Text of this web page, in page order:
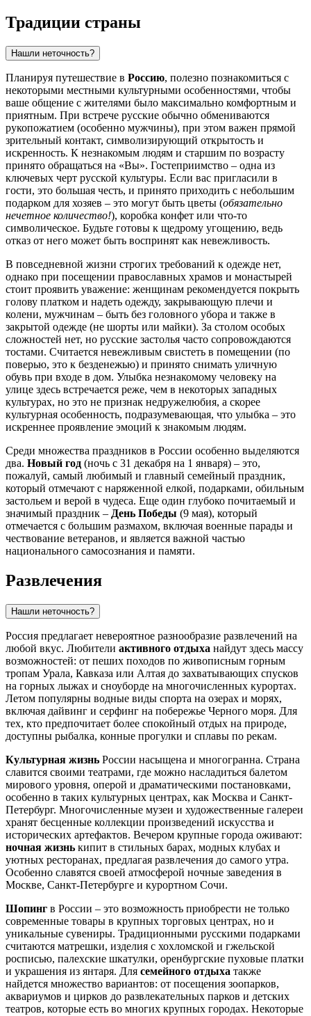
Традиции страны
Нашли неточность?
Планируя путешествие в Россию, полезно познакомиться с
некоторыми местными культурными особенностями, чтобы
ваше общение с жителями было максимально комфортным и
приятным. При встрече русские обычно обмениваются
рукопожатием (особенно мужчины), при этом важен прямой
зрительный контакт, символизирующий открытость и
искренность. К незнакомым людям и старшим по возрасту
принято обращаться на «Вы». Гостеприимство – одна из
ключевых черт русской культуры. Если вас пригласили в
гости, это большая честь, и принято приходить с небольшим
подарком для хозяев – это могут быть цветы (обязательно
нечетное количество!), коробка конфет или что-то
символическое. Будьте готовы к щедрому угощению, ведь
отказ от него может быть воспринят как невежливость.
В повседневной жизни строгих требований к одежде нет,
однако при посещении православных храмов и монастырей
стоит проявить уважение: женщинам рекомендуется покрыть
голову платком и надеть одежду, закрывающую плечи и
колени, мужчинам – быть без головного убора и также в
закрытой одежде (не шорты или майки). За столом особых
сложностей нет, но русские застолья часто сопровождаются
тостами. Считается невежливым свистеть в помещении (по
поверью, это к безденежью) и принято снимать уличную
обувь при входе в дом. Улыбка незнакомому человеку на
улице здесь встречается реже, чем в некоторых западных
культурах, но это не признак недружелюбия, а скорее
культурная особенность, подразумевающая, что улыбка – это
искреннее проявление эмоций к знакомым людям.
Среди множества праздников в России особенно выделяются
два. Новый год (ночь с 31 декабря на 1 января) – это,
пожалуй, самый любимый и главный семейный праздник,
который отмечают с наряженной елкой, подарками, обильным
застольем и верой в чудеса. Еще один глубоко почитаемый и
значимый праздник – День Победы (9 мая), который
отмечается с большим размахом, включая военные парады и
чествование ветеранов, и является важной частью
национального самосознания и памяти.
Развлечения
Нашли неточность?
Россия предлагает невероятное разнообразие развлечений на
любой вкус. Любители активного отдыха найдут здесь массу
возможностей: от пеших походов по живописным горным
тропам Урала, Кавказа или Алтая до захватывающих спусков
на горных лыжах и сноуборде на многочисленных курортах.
Летом популярны водные виды спорта на озерах и морях,
включая дайвинг и серфинг на побережье Черного моря. Для
тех, кто предпочитает более спокойный отдых на природе,
доступны рыбалка, конные прогулки и сплавы по рекам.
Культурная жизнь России насыщена и многогранна. Страна
славится своими театрами, где можно насладиться балетом
мирового уровня, оперой и драматическими постановками,
особенно в таких культурных центрах, как Москва и Санкт-
Петербург. Многочисленные музеи и художественные галереи
хранят бесценные коллекции произведений искусства и
исторических артефактов. Вечером крупные города оживают:
ночная жизнь кипит в стильных барах, модных клубах и
уютных ресторанах, предлагая развлечения до самого утра.
Особенно славятся своей атмосферой ночные заведения в
Москве, Санкт-Петербурге и курортном Сочи.
Шопинг в России – это возможность приобрести не только
современные товары в крупных торговых центрах, но и
уникальные сувениры. Традиционными русскими подарками
считаются матрешки, изделия с хохломской и гжельской
росписью, палехские шкатулки, оренбургские пуховые платки
и украшения из янтаря. Для семейного отдыха также
найдется множество вариантов: от посещения зоопарков,
аквариумов и цирков до развлекательных парков и детских
театров, которые есть во многих крупных городах. Некоторые